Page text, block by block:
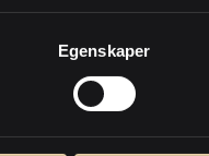
Egenskaper